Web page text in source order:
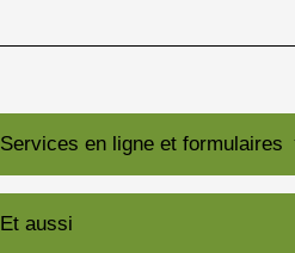
Services en ligne et formulaires
Et aussi